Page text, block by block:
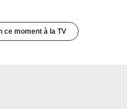
ce moment à la TV